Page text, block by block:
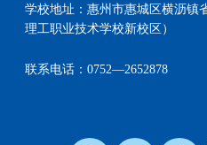
学校地址：惠州市惠城区横沥镇
理工职业技术学校新校区）
联系电话：0752—2652878